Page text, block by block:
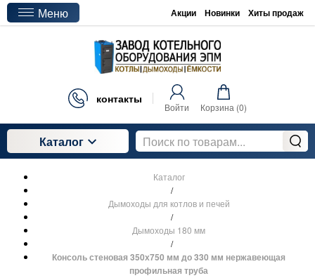
Меню Акции Новинки Хиты продаж
контакты
Войти Корзина (0)
Каталог
Каталог
/
Дымоходы для котлов и печей
/
Дымоходы 180 мм
/
Консоль стеновая 350х750 мм до 330 мм нержавеющая
профильная труба